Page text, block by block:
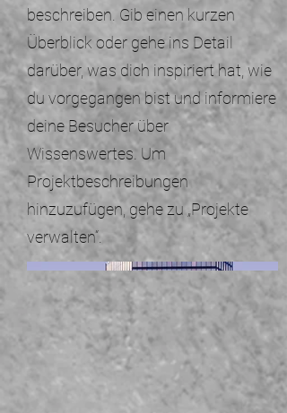
beschreiben. Gib einen kurzen
Überblick oder gehe ins Detail
darüber, was dich inspiriert hat, wie
du vorgegangen bist und informiere
deine Besucher über
Wissenswertes. Um
Projektbeschreibungen
hinzuzufügen, gehe zu „Projekte
verwalten“.